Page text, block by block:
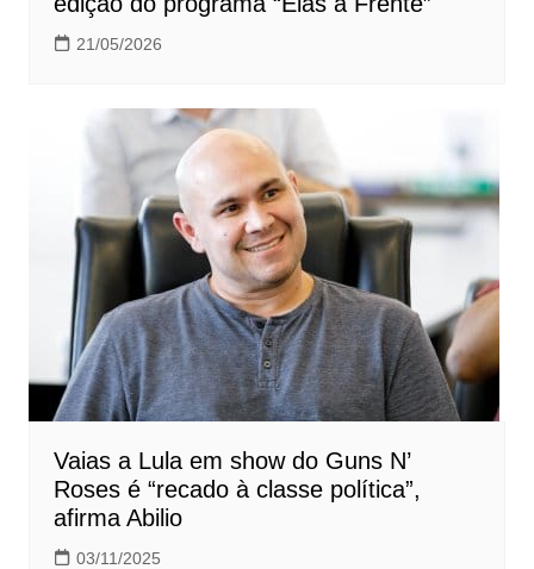
21/05/2026
Vaias a Lula em show do Guns N’
Roses é “recado à classe política”,
afirma Abilio
03/11/2025